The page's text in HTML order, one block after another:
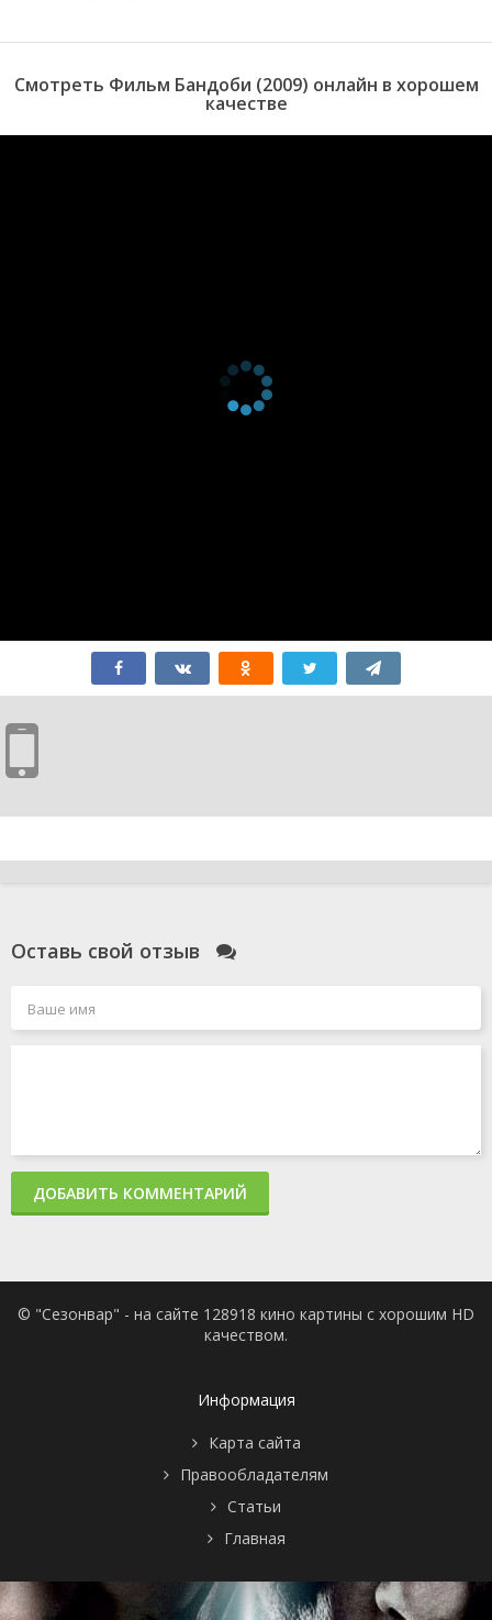
Смотреть Фильм Бандоби (2009) онлайн в хорошем
качестве
Оставь свой отзыв
ДОБАВИТЬ КОММЕНТАРИЙ
© "Сезонвар" - на сайте 128918 кино картины с хорошим HD
качеством.
Информация
Карта сайта
Правообладателям
Статьи
Главная